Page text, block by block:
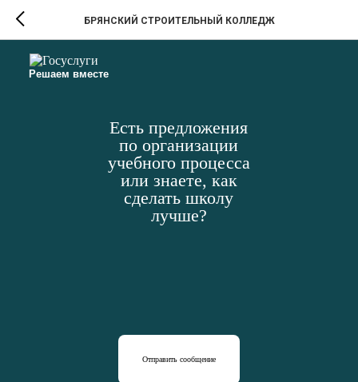
Решаем вместе
Есть предложения
по организации
учебного процесса
или знаете, как
сделать школу
лучше?
Отправить сообщение
БРЯНСКИЙ СТРОИТЕЛЬНЫЙ КОЛЛЕДЖ